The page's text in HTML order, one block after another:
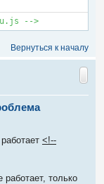
-->
Вернуться к началу
<!--
только